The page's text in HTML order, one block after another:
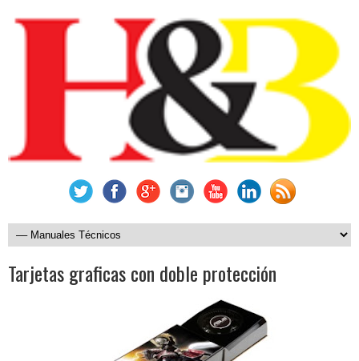
Tarjetas graficas con doble protección